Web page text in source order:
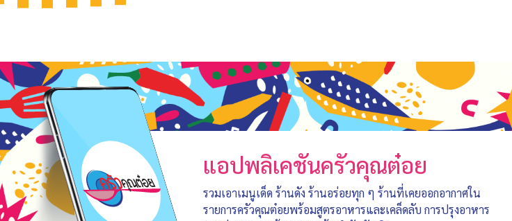
แอปพลิเคชันครัวคุณต๋อย
รวมเอาเมนูเด็ด ร้านดัง ร้านอร่อยทุก ๆ ร้านที่เคยออกอากาศใน
รายการครัวคุณต๋อยพร้อมสูตรอาหารและเคล็ดลับ การปรุงอาหาร